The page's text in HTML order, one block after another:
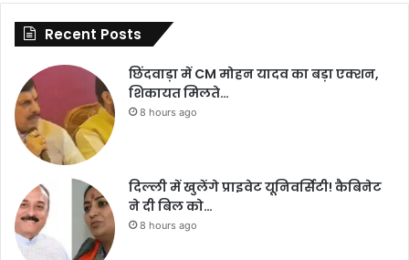
Recent Posts
छिंदवाड़ा में CM मोहन यादव का बड़ा एक्शन,
शिकायत मिलते…
8 hours ago
दिल्ली में खुलेंगे प्राइवेट यूनिवर्सिटी! कैबिनेट
ने दी बिल को…
8 hours ago